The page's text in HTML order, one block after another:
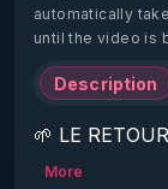
automatically
until the video is
Description
🌱 LE
2022)!
More